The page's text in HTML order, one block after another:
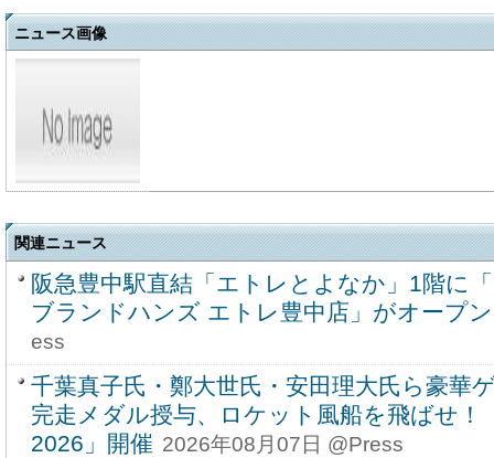
ニュース画像
関連ニュース
阪急豊中駅直結「エトレとよなか」1階に
ブランドハンズ エトレ豊中店」がオープン
ess
千葉真子氏・鄭大世氏・安田理大氏ら豪
完走メダル授与、ロケット風船を飛ばせ
2026」開催 2026年08月07日 @Press